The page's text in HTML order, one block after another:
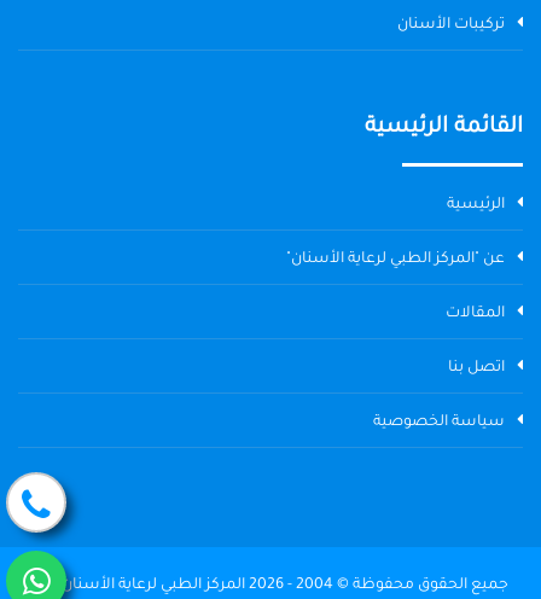
تركيبات الأسنان
القائمة الرئيسية
الرئيسية
عن "المركز الطبي لرعاية الأسنان"
المقالات
اتصل بنا
سياسة الخصوصية
جميع الحقوق محفوظة © 2004 - 2026 المركز الطبي لرعاية الأسنان The